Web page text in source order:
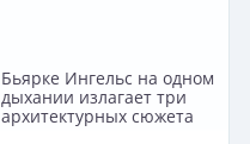
Бьярке Ингельс на одном
дыхании излагает три
архитектурных сюжета